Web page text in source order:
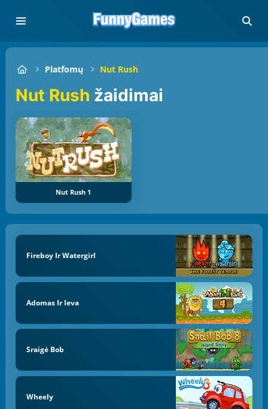
Platfomų Nut Rush
Nut Rush žaidimai
Nut Rush 1
Fireboy Ir Watergirl
Adomas Ir Ieva
Sraigė Bob
Wheely